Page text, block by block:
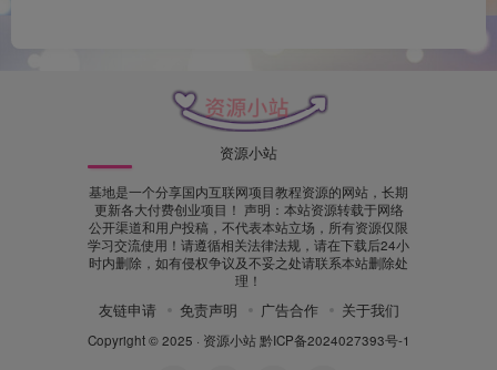
资源小站
基地是一个分享国内互联网项目教程资源的网站，长期
更新各大付费创业项目！ 声明：本站资源转载于网络
公开渠道和用户投稿，不代表本站立场，所有资源仅限
学习交流使用！请遵循相关法律法规，请在下载后24小
时内删除，如有侵权争议及不妥之处请联系本站删除处
理！
友链申请 免责声明 广告合作 关于我们
Copyright © 2025 · 资源小站 黔ICP备2024027393号-1